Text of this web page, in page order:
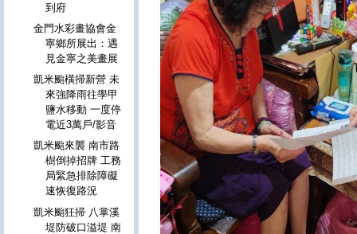
到府
金門水彩畫協會金
寧鄉所展出：遇
見金寧之美畫展
凱米颱橫掃新營 未
來強降雨往學甲
鹽水移動 一度停
電近3萬戶/影音
凱米颱來襲 南市路
樹倒掉招牌 工務
局緊急排除障礙
速恢復路況
凱米颱狂掃 八掌溪
堤防破口溢堤 南